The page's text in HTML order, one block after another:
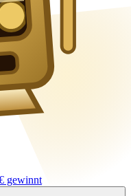
gewinnt